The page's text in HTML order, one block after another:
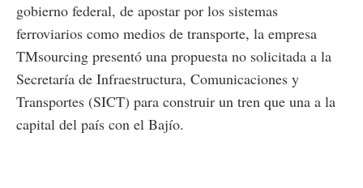
gobierno federal, de apostar por los sistemas
ferroviarios como medios de transporte, la empresa
TMsourcing presentó una propuesta no solicitada a la
Secretaría de Infraestructura, Comunicaciones y
Transportes (SICT) para construir un tren que una a la
capital del país con el Bajío.